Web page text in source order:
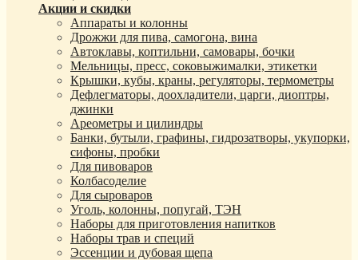
Акции и скидки
Аппараты и колонны
Дрожжи для пива, самогона, вина
Автоклавы, коптильни, самовары, бочки
Мельницы, пресс, соковыжималки, этикетки
Крышки, кубы, краны, регуляторы, термометры
Дефлегматоры, доохладители, царги, диоптры,
джинки
Ареометры и цилиндры
Банки, бутыли, графины, гидрозатворы, укупорки,
сифоны, пробки
Для пивоваров
Колбасоделие
Для сыроваров
Уголь, колонны, попугай, ТЭН
Наборы для приготовления напитков
Наборы трав и специй
Эссенции и дубовая щепа